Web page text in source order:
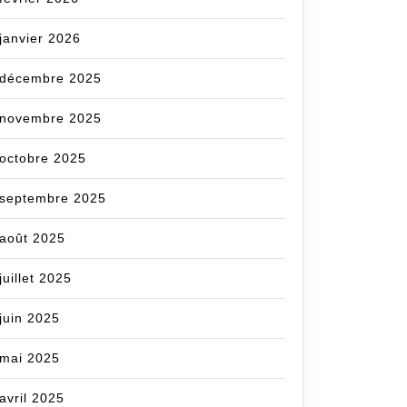
janvier 2026
décembre 2025
novembre 2025
octobre 2025
septembre 2025
août 2025
juillet 2025
juin 2025
mai 2025
avril 2025